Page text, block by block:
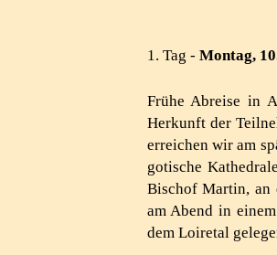
1. Tag - Montag,
Frühe Abreise in
Herkunft der
erreichen wir am
gotische
Bischof Martin, an
am Abend in
dem Loiretal